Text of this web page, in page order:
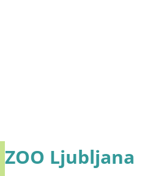
ZOO Ljubljana